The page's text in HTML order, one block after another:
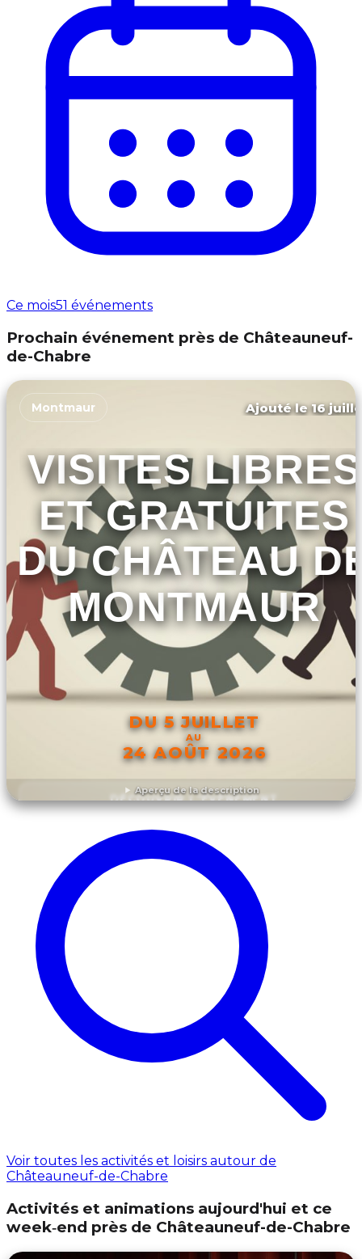
Ce mois51 événements
Prochain événement près de Châteauneuf-
de-Chabre
Aperçu de la description
Montmaur Ajouté le 16
VISITES LIBRES
ET GRATUITES
DU CHÂTEAU
MONTMAUR
DU 5 JUILLET
AU
24 AOÛT 2026
DÉCOUVRIR L'ÉVÉNEMENT
Voir toutes les activités et loisirs autour de
Châteauneuf-de-Chabre
Activités et animations aujourd'hui et ce
week‑end près de Châteauneuf-de-Chabre